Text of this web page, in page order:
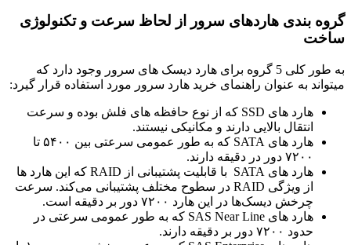
گروه بندی هاردهای سرور
از لحاظ سرعت و تکنولوژی
ساخت
به طور کلی 5 گروه برای هارد دیسک های سرور وجود دارد که
میتواند به عنوان راهنمای خرید هارد سرور مورد استفاده قرار گیرد:
هارد های SSD که از نوع حافظه های فلش بوده و سرعت
انتقال بالایی دارند و مکانیکی نیستند.
هارد های SATA که به طور عمومی سرعتی بین ۵۴۰۰ تا
۷۲۰۰ دور در دقیقه دارند.
هارد های SATA با قابلیت پشتیبانی از RAID که این هارد ها
از ویژگی RAID در سطوح مختلف پشتیبانی می‌کند. سرعت
چرخش دیسک‌ها در این هارد ۷۲۰۰ دور بر دقیقه است.
هارد های SAS Near Line که به طور عمومی سرعتی در
حدود ۷۲۰۰ دور بر دقیقه دارند.